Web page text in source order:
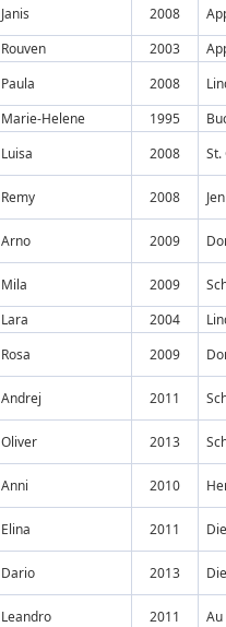
Janis 2008
Rouven 2003
Paula 2008
Marie-Helene 1995
Luisa 2008 St.
Remy 2008
Arno 2009
Mila 2009
Lara 2004
Rosa 2009
Andrej 2011
Oliver 2013
Anni 2010
Elina 2011
Dario 2013
Leandro 2011 Au